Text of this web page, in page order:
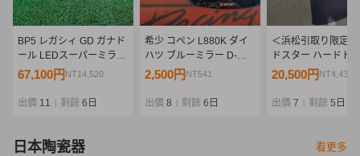
BP5 レガシィ GD ガナド
ール LEDスーパーミラー
ステッカー・取説付き
67,100円 NT14,520
出價 11 剩餘 6日
希少 コペン L880K ダイ
ハツ ブルーミラー D-
SPORT DSPORT ロゴ入
2,500円 NT541
出價 8 剩餘 6日
＜浜松引取り限定
ドスター ハードト
M2-1028 軽量 ユー
20,500円 NT4,436
出價 7 剩餘 5日
日本陶瓷器 看更多